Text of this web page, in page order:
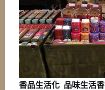
香品生活化 品味生活香